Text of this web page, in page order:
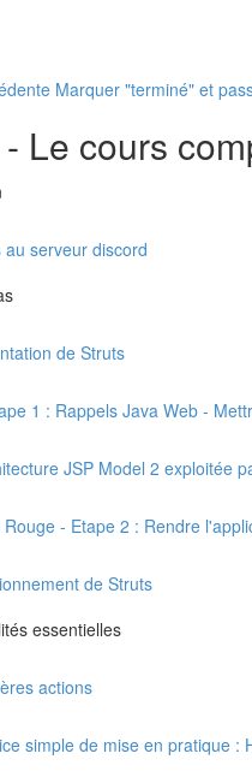
Marquer "terminé" et
Le cours
au serveur discord
de Struts
1 : Rappels Java Web -
JSP Model 2 exploitée
- Etape 2 : Rendre
de Struts
essentielles
actions
simple de mise en pratique :